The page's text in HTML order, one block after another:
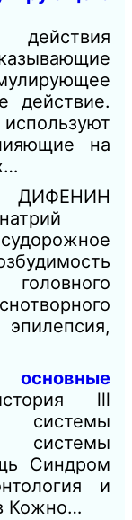
действия
действие.
на
ДИФЕНИН
натрий
головного
lll
системы
системы
Синдром
и
Кожно…